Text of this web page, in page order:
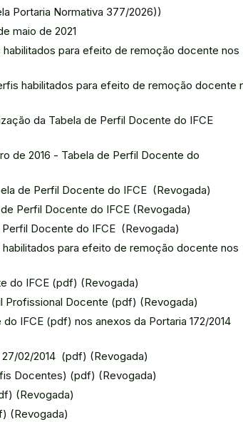
Portaria Normativa 377/2026))
maio de 2021
para efeito de remoção docente nos
habilitados para efeito de remoção docente
da Tabela de Perfil Docente do IFCE
de 2016 - Tabela de Perfil Docente do
de Perfil Docente do IFCE (Revogada)
Perfil Docente do IFCE (Revogada)
Docente do IFCE (Revogada)
para efeito de remoção docente nos
do IFCE (pdf) (Revogada)
Profissional Docente (pdf) (Revogada)
IFCE (pdf) nos anexos da Portaria 172/2014
02/2014 (pdf) (Revogada)
Docentes) (pdf) (Revogada)
(Revogada)
(Revogada)